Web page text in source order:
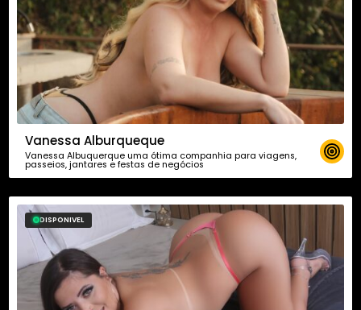
Vanessa Alburqueque
Vanessa Albuquerque uma ótima companhia para viagens,
passeios, jantares e festas de negócios
DISPONIVEL